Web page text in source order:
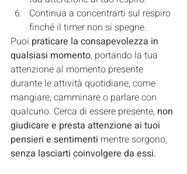
Continua a concentrarti sul respiro
finché il timer non si spegne.
Puoi praticare la consapevolezza in
qualsiasi momento, portando la tua
attenzione al momento presente
durante le attività quotidiane, come
mangiare, camminare o parlare con
qualcuno. Cerca di essere presente, non
giudicare e presta attenzione ai tuoi
pensieri e sentimenti mentre sorgono,
senza lasciarti coinvolgere da essi.